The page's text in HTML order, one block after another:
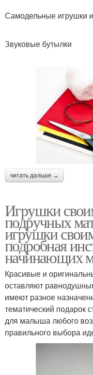
Самодельные игрушки
Звуковые бутылки
читать дальше →
Игрушки
подручных
игрушки
подробная
начинающих
Красивые и
оставляют
имеют разное
тематический подарок
для малыша любого
правильного выбора